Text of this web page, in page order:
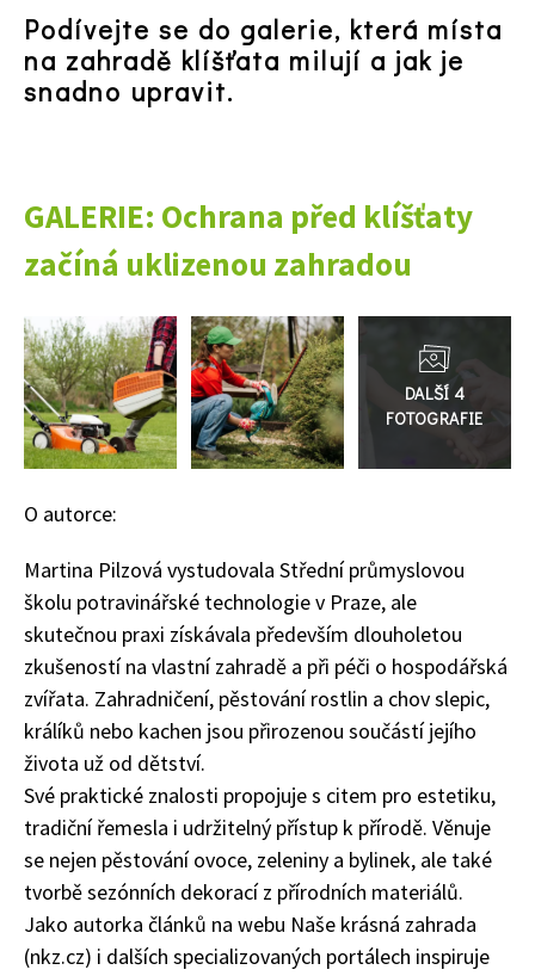
Objednat >
Naše krásná zahrada Speciál
74 Kč
Objednat >
Podívejte se do galerie, která místa
na zahradě klíšťata milují a jak je
snadno upravit.
GALERIE: Ochrana před klíšťaty
začíná uklizenou zahradou
do
galerie
O autorce:
Martina Pilzová vystudovala Střední průmyslovou
školu potravinářské technologie v Praze, ale
skutečnou praxi získávala především dlouholetou
zkušeností na vlastní zahradě a při péči o hospodářská
zvířata. Zahradničení, pěstování rostlin a chov slepic,
králíků nebo kachen jsou přirozenou součástí jejího
života už od dětství.
Své praktické znalosti propojuje s citem pro estetiku,
tradiční řemesla i udržitelný přístup k přírodě. Věnuje
se nejen pěstování ovoce, zeleniny a bylinek, ale také
tvorbě sezónních dekorací z přírodních materiálů.
Jako autorka článků na webu Naše krásná zahrada
(nkz.cz) i dalších specializovaných portálech inspiruje